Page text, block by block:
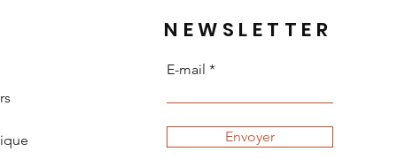
NEWSLETTER
E-mail
Envoyer